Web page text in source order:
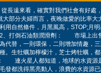
長遠來看，確實對我們社會有好處
夫婦而言，夜晚做愛的比率大大
用自然條件，月黑風高，STOP;月
打倒石油類潤滑劑： 市場上出售
為代替，一則環保，二則增加情
。生牡蠣加檸檬汁，芝士烤牡蠣，
火星人都知道，地球的水資源是
發都洗得黑亮動人，浪費的水資源